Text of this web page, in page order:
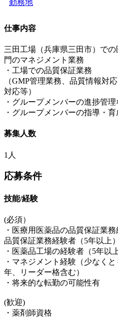
勤務地
仕事内容
三田工場（兵庫県三田市）で
門のマネジメント業務
・工場での品質保証業務
（GMP管理業務、品質情報対
対応等）
・グループメンバーの進捗管
・グループメンバーの指導・育
募集人数
1人
応募条件
技能/経験
(必須）
・医療用医薬品の品質保証業
品質保証業務経験者（5年以上）
・医薬品工場の経験者（5年以上
・マネジメント経験（少なく
年、リーダー格含む）
・将来的な転勤の可能性有
(歓迎)
・薬剤師資格